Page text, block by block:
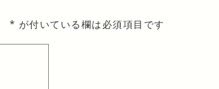
* が付いている欄は必須項目です